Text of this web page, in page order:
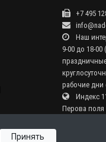
Принять
+7 495
Наш
9-00 до 18-
рабочие дни
Индекс
Перова поля